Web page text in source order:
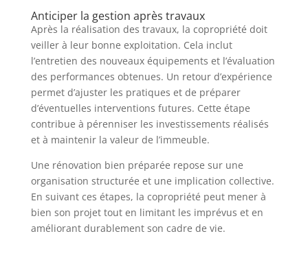
Anticiper la gestion après travaux
Après la réalisation des travaux, la copropriété doit
veiller à leur bonne exploitation. Cela inclut
l’entretien des nouveaux équipements et l’évaluation
des performances obtenues. Un retour d’expérience
permet d’ajuster les pratiques et de préparer
d’éventuelles interventions futures. Cette étape
contribue à pérenniser les investissements réalisés
et à maintenir la valeur de l’immeuble.
Une rénovation bien préparée repose sur une
organisation structurée et une implication collective.
En suivant ces étapes, la copropriété peut mener à
bien son projet tout en limitant les imprévus et en
améliorant durablement son cadre de vie.